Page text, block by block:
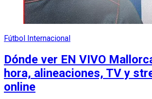
Fútbol Internacional
Dónde ver EN VIVO
hora, alineaciones, TV y
online